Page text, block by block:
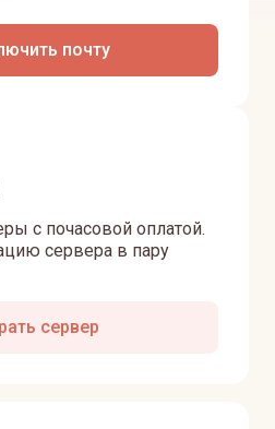
почту
с почасовой оплатой.
сервера в пару
сервер